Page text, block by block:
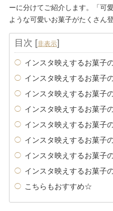
ーに分けてご紹介します。「可
ような可愛いお菓子がたくさん
目次 [非表示]
インスタ映えするお菓子
インスタ映えするお菓子
インスタ映えするお菓子
インスタ映えするお菓子
インスタ映えするお菓子
インスタ映えするお菓子
インスタ映えするお菓子
インスタ映えするお菓子
こちらもおすすめ☆